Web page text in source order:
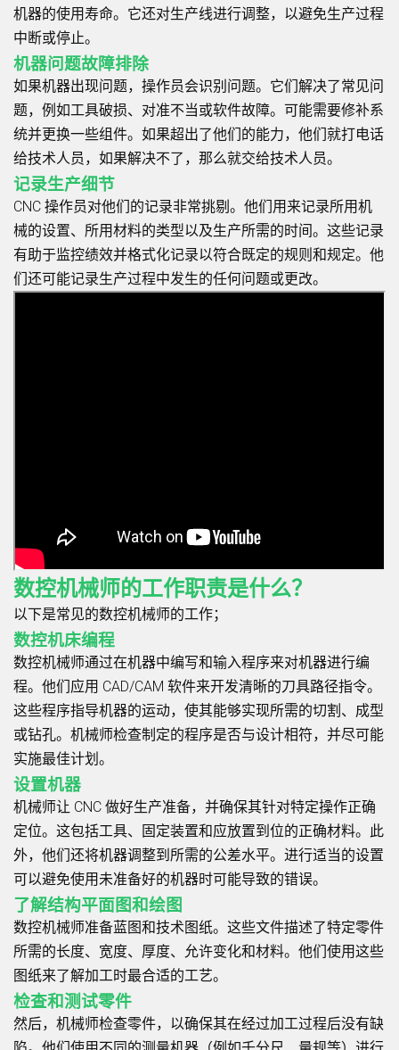
机器的使用寿命。它还对生产线进行调整，以避免生产过程
中断或停止。
机器问题故障排除
如果机器出现问题，操作员会识别问题。它们解决了常见问
题，例如工具破损、对准不当或软件故障。可能需要修补系
统并更换一些组件。如果超出了他们的能力，他们就打电话
给技术人员，如果解决不了，那么就交给技术人员。
记录生产细节
CNC 操作员对他们的记录非常挑剔。他们用来记录所用机
械的设置、所用材料的类型以及生产所需的时间。这些记录
有助于监控绩效并格式化记录以符合既定的规则和规定。他
们还可能记录生产过程中发生的任何问题或更改。
数控机械师的工作职责是什么？
以下是常见的数控机械师的工作；
数控机床编程
数控机械师通过在机器中编写和输入程序来对机器进行编
程。他们应用 CAD/CAM 软件来开发清晰的刀具路径指令。
这些程序指导机器的运动，使其能够实现所需的切割、成型
或钻孔。机械师检查制定的程序是否与设计相符，并尽可能
实施最佳计划。
设置机器
机械师让 CNC 做好生产准备，并确保其针对特定操作正确
定位。这包括工具、固定装置和应放置到位的正确材料。此
外，他们还将机器调整到所需的公差水平。进行适当的设置
可以避免使用未准备好的机器时可能导致的错误。
了解结构平面图和绘图
数控机械师准备蓝图和技术图纸。这些文件描述了特定零件
所需的长度、宽度、厚度、允许变化和材料。他们使用这些
图纸来了解加工时最合适的工艺。
检查和测试零件
然后，机械师检查零件，以确保其在经过加工过程后没有缺